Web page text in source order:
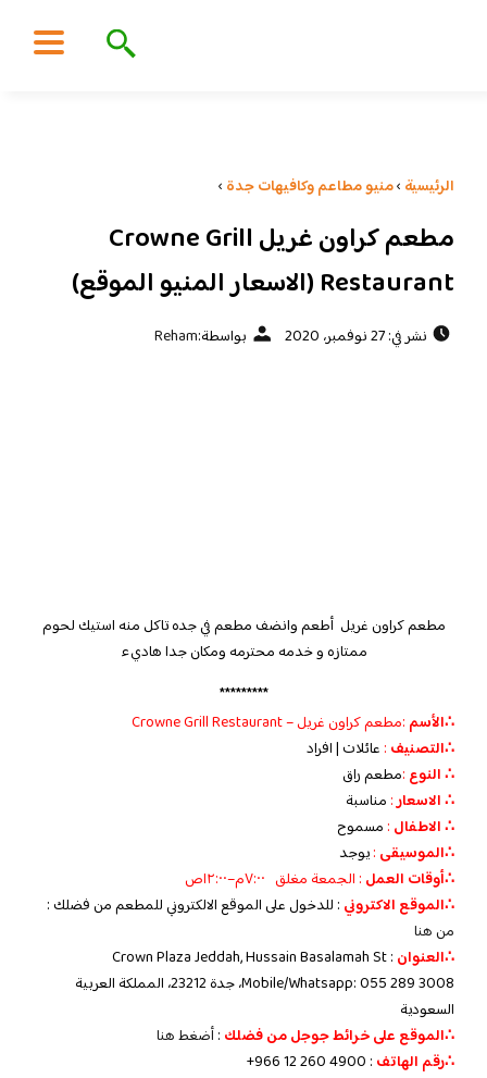
الرئيسية ›منيو مطاعم وكافيهات جدة ›
مطعم كراون غريل Crowne Grill
Restaurant (الاسعار المنيو الموقع)
نشر في: 27 نوفمبر، 2020 بواسطة:Reham
مطعم كراون غريل أطعم وانضف مطعم في جده تاكل منه استيك لحوم
ممتازه و خدمه محترمه ومكان جدا هاديء
*********
∴الأسم :مطعم كراون غريل – Crowne Grill Restaurant
∴التصنيف : عائلات | افراد
∴ النوع :مطعم راق
∴ الاسعار: مناسبة
∴ الاطفال : مسموح
∴الموسيقى :يوجد
‏∴أوقات العمل : الجمعة مغلق ٧:٠٠م–١٢:٠٠ص
∴الموقع الاكتروني : للدخول على الموقع الالكتروني للمطعم من فضلك :
من هنا
∴العنوان :
Crown Plaza Jeddah, Hussain Basalamah St
Mobile/Whatsapp: 055 289 3008، جدة 23212، المملكة العربية
السعودية
∴الموقع على خرائط جوجل من فضلك :أضغط هنا
∴رقم الهاتف :
+966 12 260 4900